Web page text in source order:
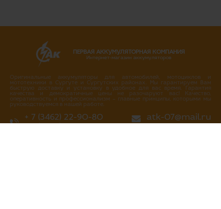
ПЕРВАЯ АККУМУЛЯТОРНАЯ КОМПАНИЯ
Интернет-магазин аккумуляторов
Оригинальные аккумуляторы для автомобилей, мотоциклов и
мототехники в Сургуте и Сургутских районах. Мы гарантируем Вам
быструю доставку и установку в удобное для вас время. Гарантия
качества и демократичные цены не разочаруют вас! Качество,
оперативность и профессионализм – главные принципы, которыми мы
руководствуемся в нашей работе.
+ 7 (3462) 22-90-80
atk-07@mail.ru